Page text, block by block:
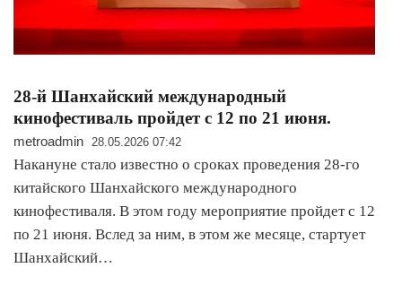
28-й Шанхайский международный
кинофестиваль пройдет с 12 по 21 июня.
metroadmin 28.05.2026 07:42
Накануне стало известно о сроках проведения 28-го
китайского Шанхайского международного
кинофестиваля. В этом году мероприятие пройдет с 12
по 21 июня. Вслед за ним, в этом же месяце, стартует
Шанхайский…